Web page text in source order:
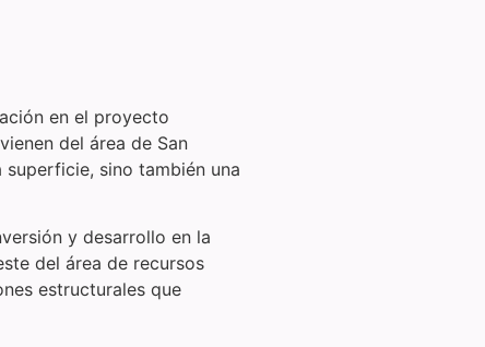
en el proyecto
del área de San
sino también una
y desarrollo en la
del área de recursos
estructurales que